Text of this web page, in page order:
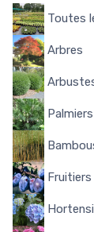
Toutes
Arbres
Palmiers
Fruitiers